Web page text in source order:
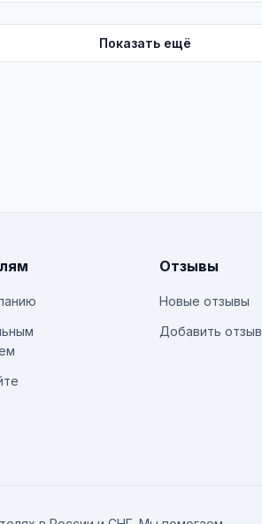
Показать ещё
Отзывы
Новые отзывы
Добавить отзыв